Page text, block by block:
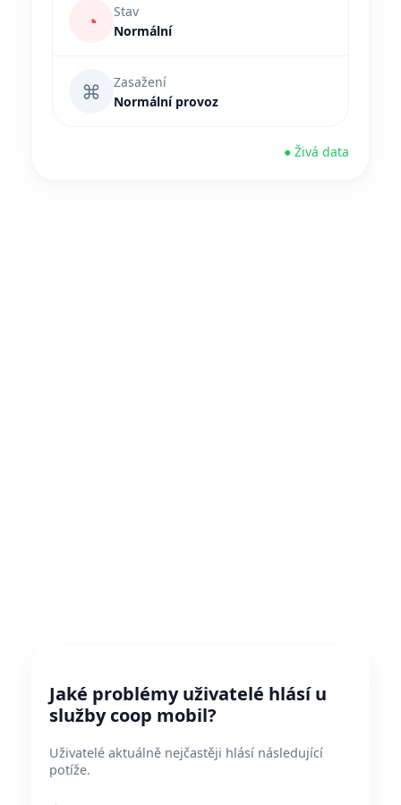
◔
Stav
Normální
⌘
Zasažení
Normální provoz
● Živá data
Jaké problémy uživatelé hlásí u
služby coop mobil?
Uživatelé aktuálně nejčastěji hlásí následující
potíže.